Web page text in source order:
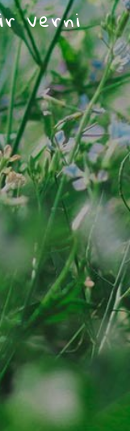
verni